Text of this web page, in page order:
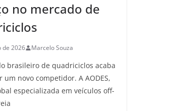
no mercado de
de 2026 Marcelo Souza
brasileiro de quadriciclos acaba
um novo competidor. A AODES,
especializada em veículos off-